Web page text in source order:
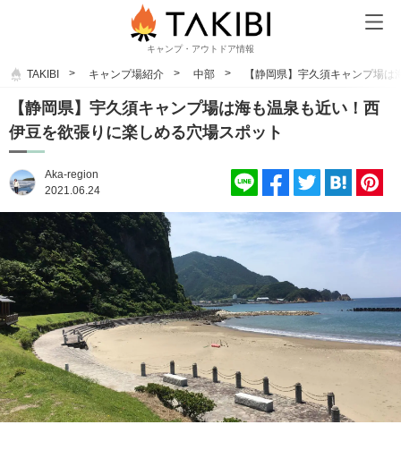
キャンプ・アウトドア情報
TAKIBI キャンプ場紹介 中部 【静岡県】宇久須キャンプ場
【静岡県】宇久須キャンプ場は海も温泉も近い！西
伊豆を欲張りに楽しめる穴場スポット
Aka-region
2021.06.24